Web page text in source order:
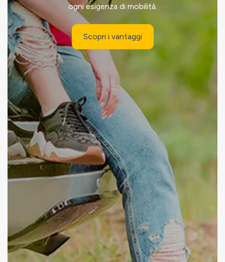
ogni esigenza di mobilità.
Scopri i vantaggi